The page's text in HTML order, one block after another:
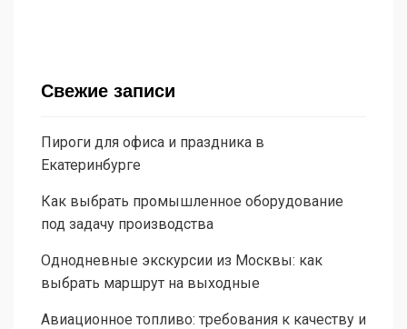
Свежие записи
Пироги для офиса и праздника в
Екатеринбурге
Как выбрать промышленное оборудование
под задачу производства
Однодневные экскурсии из Москвы: как
выбрать маршрут на выходные
Авиационное топливо: требования к качеству и